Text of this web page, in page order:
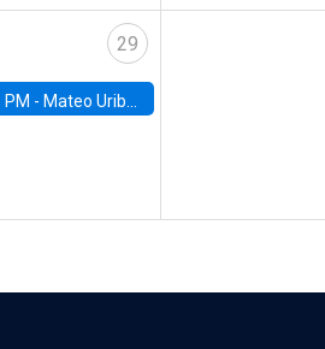
29
PM - Mateo Uribe-Castro, Universidad de los Andes (Colombia)